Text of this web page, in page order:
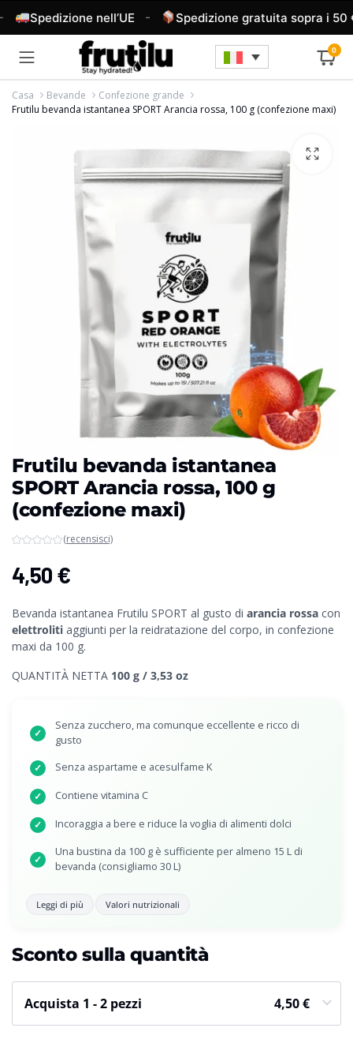
Spedizione nell’UE - Spedizione gratuita sopra i 50 €
0
Casa Bevande
Confezione grande
Frutilu bevanda istantanea SPORT Arancia rossa, 100 g (confezione maxi)
Frutilu bevanda istantanea
SPORT Arancia rossa, 100 g
(confezione maxi)
(recensisci)
4,50 €
Bevanda istantanea Frutilu SPORT al gusto di arancia rossa con
elettroliti aggiunti per la reidratazione del corpo, in confezione
maxi da 100 g.
QUANTITÀ NETTA 100 g / 3,53 oz
✓
Senza zucchero, ma comunque eccellente e ricco di
gusto
✓ Senza aspartame e acesulfame K
✓ Contiene vitamina C
✓ Incoraggia a bere e riduce la voglia di alimenti dolci
✓
Una bustina da 100 g è sufficiente per almeno 15 L di
bevanda (consigliamo 30 L)
Leggi di più Valori nutrizionali
Sconto sulla quantità
Acquista 1 - 2 pezzi 4,50€